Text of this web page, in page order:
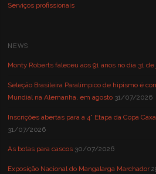
Serviços profissionais
NEWS
Monty Roberts faleceu aos 91 anos no dia 31
Seleção Brasileira Paralímpico de hipismo é
Mundial na Alemanha, em agosto 31/07/2026
Inscrições abertas para a 4° Etapa da Copa
31/07/2026
As botas para cascos 30/07/2026
Exposição Nacional do Mangalarga Marchador